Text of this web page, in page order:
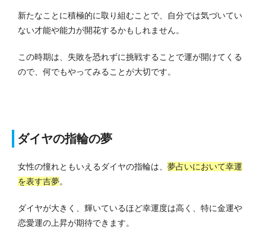
新たなことに積極的に取り組むことで、自分では気づいてい
ない才能や能力が開花するかもしれません。
この時期は、失敗を恐れずに挑戦することで運が開けてくる
ので、何でもやってみることが大切です。
ダイヤの指輪の夢
女性の憧れともいえるダイヤの指輪は、 夢占いにおいて幸運
を表す吉夢。
ダイヤが大きく、輝いているほど幸運度は高く、特に金運や
恋愛運の上昇が期待できます。